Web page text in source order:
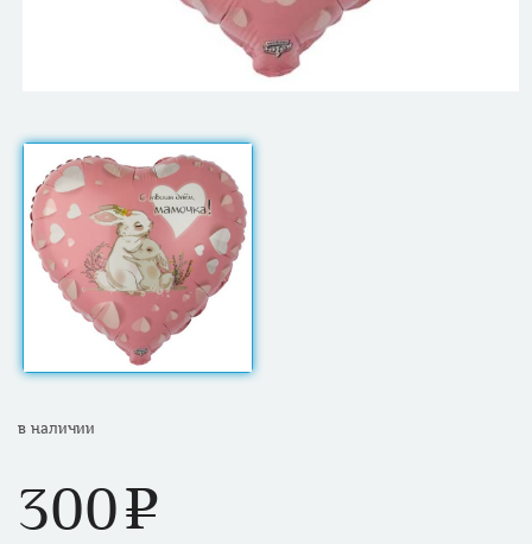
в наличии
300 e